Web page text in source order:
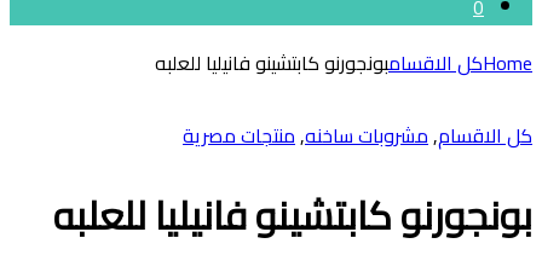
0
Homeكل الاقسامبونجورنو كابتشينو فانيليا للعلبه
كل الاقسام,مشروبات ساخنه,منتجات مصرية
بونجورنو كابتشينو فانيليا للعلبه